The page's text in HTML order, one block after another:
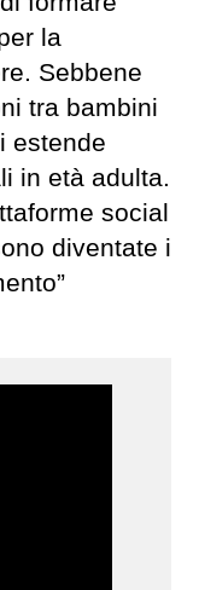
la
Sebbene
tra bambini
estende
in età adulta.
social
diventate i